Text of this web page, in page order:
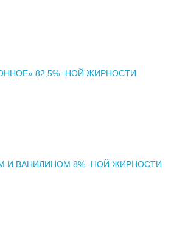
82,5% -НОЙ ЖИРНОСТИ
И ВАНИЛИНОМ 8% -НОЙ ЖИРНОСТИ